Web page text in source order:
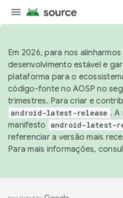
Em 2026, para nos
desenvolvimento estável e
plataforma para o
código-fonte no AOSP no
trimestres. Para criar e
android-latest-release .
manifesto
android-latest-
referenciar a versão mais
Para mais informações,